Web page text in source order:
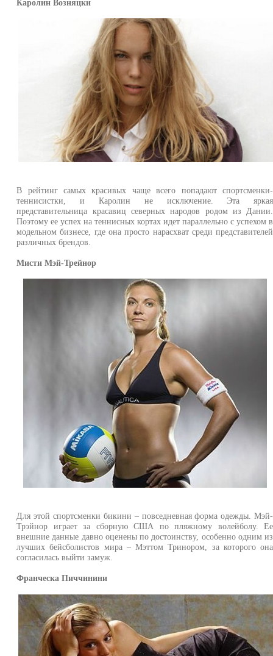
Каролин Возняцки
В рейтинг самых красивых чаще всего попадают спортсменки-
теннисистки, и Каролин не исключение. Эта яркая
представительница красавиц северных народов родом из Дании.
Поэтому ее успех на теннисных кортах идет параллельно с успехом в
модельном бизнесе, где она просто нарасхват среди представителей
различных брендов.
Мисти Мэй-Трейнор
Для этой спортсменки бикини – повседневная форма одежды. Мэй-
Трэйнор играет за сборную США по пляжному волейболу. Ее
внешние данные давно оценены по достоинству, особенно одним из
лучших бейсболистов мира – Мэттом Тринором, за которого она
согласилась выйти замуж.
Франческа Пиччинини